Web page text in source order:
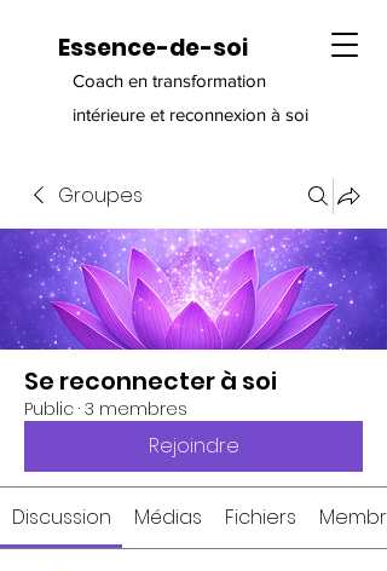
Essence-de-soi
Coach en transformation
intérieure et reconnexion à soi
Groupes
Se reconnecter à soi
Public · 3 membres
Rejoindre
Discussion Médias Fichiers